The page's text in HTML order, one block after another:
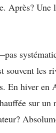
Après? Une
souvent les
En hiver en
sur un